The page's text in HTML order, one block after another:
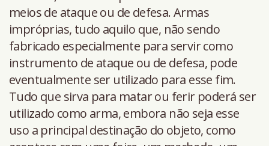
meios de ataque ou de defesa. Armas
impróprias, tudo aquilo que, não sendo
fabricado especialmente para servir como
instrumento de ataque ou de defesa, pode
eventualmente ser utilizado para esse fim.
Tudo que sirva para matar ou ferir poderá ser
utilizado como arma, embora não seja esse
uso a principal destinação do objeto, como